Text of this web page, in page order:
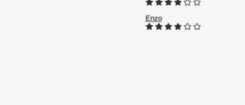
Enzo